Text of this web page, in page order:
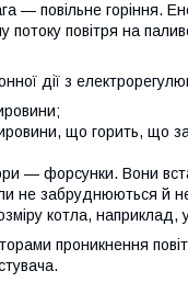
— повільне горіння.
потоку повітря на
дії з
що горить, що
— форсунки. Вони
не забруднюються й
котла, наприклад,
проникнення